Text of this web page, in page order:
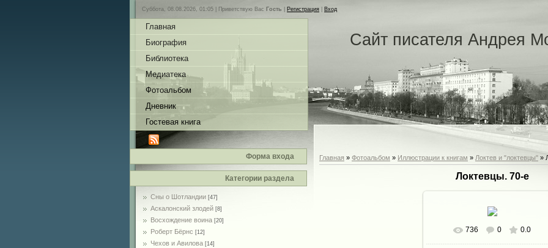
Суббота, 08.08.2026, 01:05 | Приветствую Вас Гость Регистрация Вход
Главная
Биография
Библиотека
Медиатека
Фотоальбом
Дневник
Гостевая книга
Форма входа
Категории раздела
Сны о Шотландии [47]
Аскалонский злодей [8]
Восхождение воина [20]
Роберт Бёрнс [12]
Чехов и Авилова [14]
Сайт писателя Андрея
Главная » Фотоальбом » Иллюстрации к книгам » Локтев и "локтевцы" »
Локтевцы. 70-е
В реальном размере 800x528
736 0 0.0